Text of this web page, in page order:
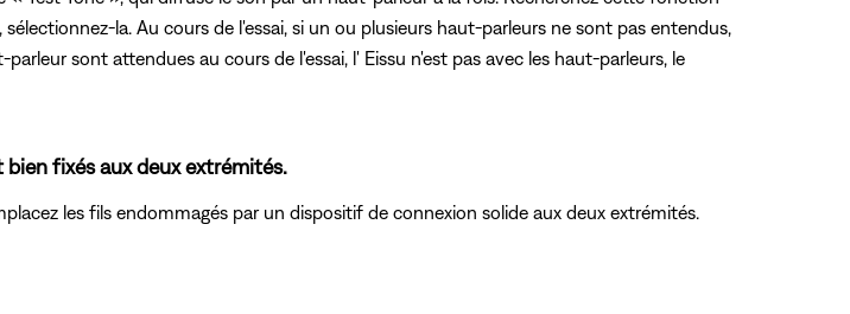
la. Au cours de l'essai, si un ou plusieurs haut-parleurs ne sont pas entendus,
sont attendues au cours de l'essai, l' Eissu n'est pas avec les haut-parleurs, le
fixés aux deux extrémités.
les fils endommagés par un dispositif de connexion solide aux deux extrémités.